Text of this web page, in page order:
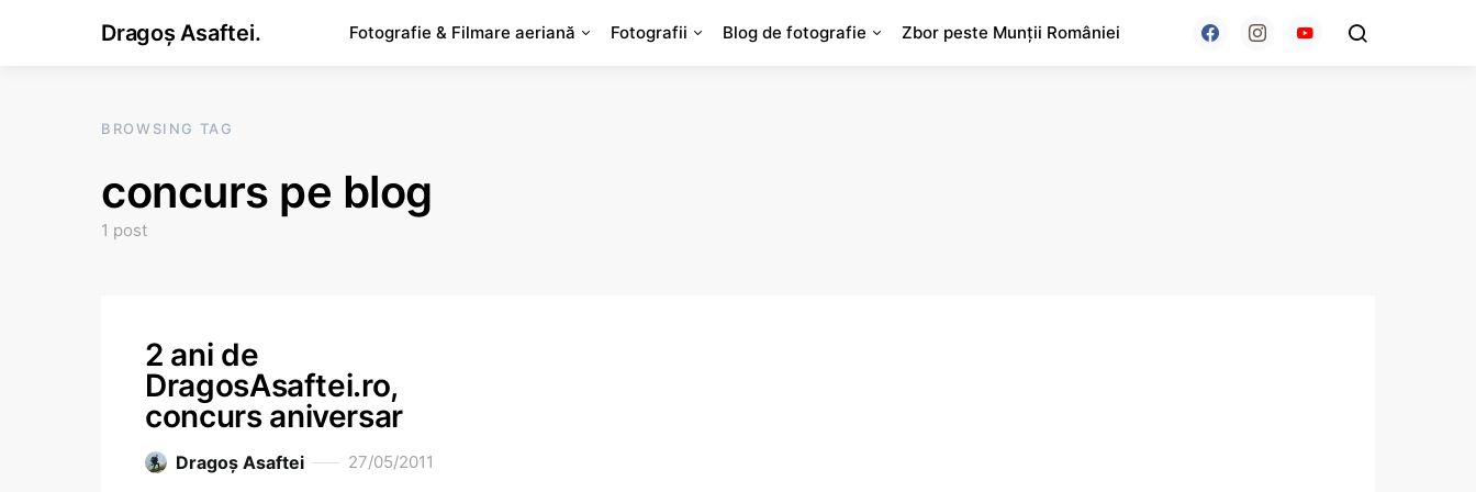
Dragoș Asaftei. Fotografie & Filmare aeriană Fotografii Blog de fotografie Zbor peste Munții României
BROWSING TAG
concurs pe blog
1 post
2 ani de
DragosAsaftei.ro,
concurs aniversar
Dragoş Asaftei 27/05/2011